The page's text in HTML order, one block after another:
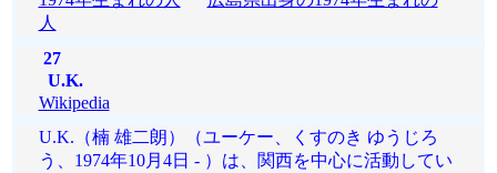
人
27
U.K.
Wikipedia
U.K.（楠 雄二朗）（ユーケー、くすのき ゆうじろ
う、1974年10月4日 - ）は、関西を中心に活動してい